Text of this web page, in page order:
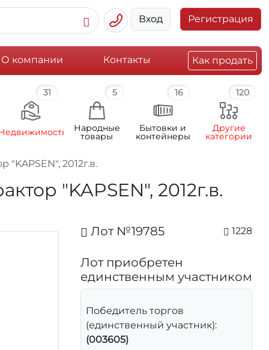
Вход Регистрация
О компании Контакты Как продать
31 5
Народные
товары
16
Бытовки и
контейнеры
120
Другие
категории
2012г.в.
"KAPSEN", 2012г.в.
Лот №19785 1228
Лот приобретен
единственным участником
Победитель торгов
(единственный участник):
(003605)